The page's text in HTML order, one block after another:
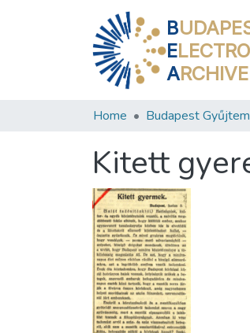
B
E
ARCHIVE
Home Budapest
Kitett